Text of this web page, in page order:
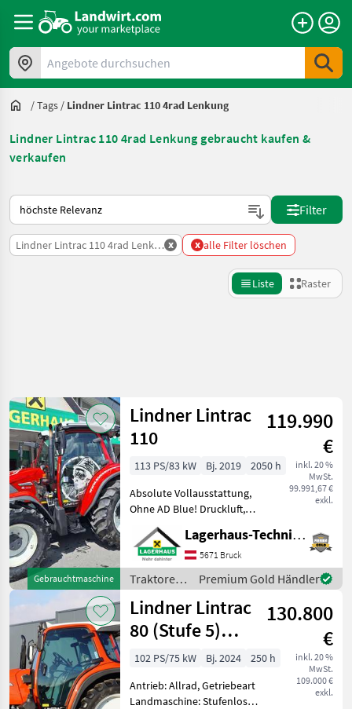
Angebote durchsuchen
/Tags / Lindner Lintrac 110 4rad Lenkung
Lindner Lintrac 110 4rad Lenkung gebraucht kaufen &
verkaufen
So wird auf Landwirt.com sortiert
Filter
Lindner Lintrac 110 4rad Lenkungx x alle Filter löschen
Liste Raster
Kategorie 2 Land Filter
AKTUELLER
PFAD
Lindner
Lintrac
110 4rad
Lenkung
KATEGORIE
WÄHLEN
Landtechnik
25
MARKTPLATZ
Marktplatz Händlerangebote Kleinanzeigen
Zurücksetzen
25
anzeigen
Gebrauchtmaschine
Lindner Lintrac
110
119.990
€
inkl. 20 %
MwSt.
99.991,67 €
exkl.
113 PS/83 kW Bj. 2019
2050 h
Absolute Vollausstattung,
Ohne AD Blue! Druckluft,
Fronthyfraulik mit
Frontzapfwelle, Frontlader
Hauer XB 90,
Leichtgutschaufel,
Palettengabel,
Schneeketten Wir bit
Lagerhaus-Technik Bruck
5671 Bruck
Traktoren
/ Lindner
Premium Gold Händler
Lindner Lintrac
80 (Stufe 5)
4Rad-Lenkung
130.800
€
inkl. 20 %
MwSt.
109.000 €
exkl.
102 PS/75 kW Bj. 2024
250 h
Antrieb: Allrad, Getriebeart
Landmaschine: Stufenloses